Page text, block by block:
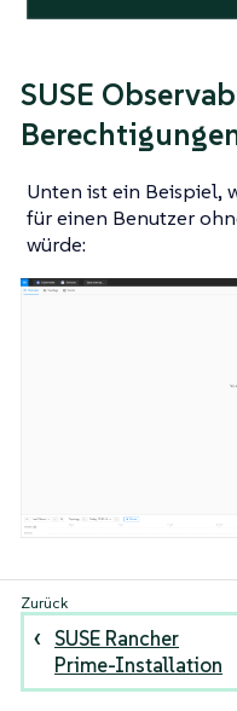
SUSE
Unten ist ein Beispiel,
für einen Benutzer
würde:
SUSE Rancher
Prime-Installation